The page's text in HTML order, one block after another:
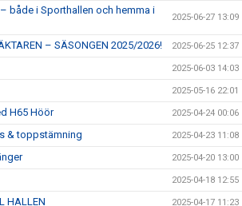
både i Sporthallen och hemma i
2025-06-27 13:09
– SÄSONGEN 2025/2026! 2025-06-25 12:37
2025-06-03 14:03
2025-05-16 22:01
H65 Höör 2025-04-24 00:06
& toppstämning 2025-04-23 11:08
2025-04-20 13:00
2025-04-18 12:55
HALLEN 2025-04-17 11:23